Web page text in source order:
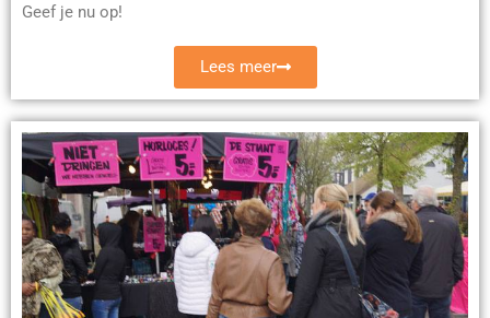
Geef je nu op!
Lees meer